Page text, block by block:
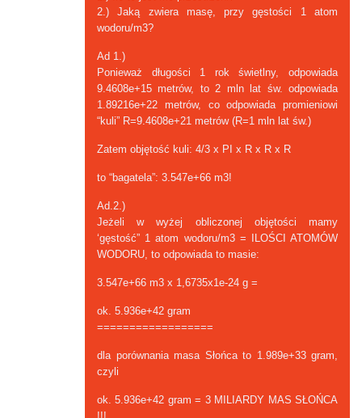
2.) Jaką zwiera masę, przy gęstości 1 atom
wodoru/m3?
Ad 1.)
Ponieważ długości 1 rok świetlny, odpowiada
9.4608e+15 metrów, to 2 mln lat św. odpowiada
1.89216e+22 metrów, co odpowiada promieniowi
“kuli” R=9.4608e+21 metrów (R=1 mln lat św.)
Zatem objętość kuli: 4/3 x PI x R x R x R
to “bagatela”: 3.547e+66 m3!
Ad.2.)
Jeżeli w wyżej obliczonej objętości mamy
‘gęstość” 1 atom wodoru/m3 = ILOŚCI ATOMÓW
WODORU, to odpowiada to masie:
3.547e+66 m3 x 1,6735x1e-24 g =
ok. 5.936e+42 gram
==================
dla porównania masa Słońca to 1.989e+33 gram,
czyli
ok. 5.936e+42 gram = 3 MILIARDY MAS SŁOŃCA